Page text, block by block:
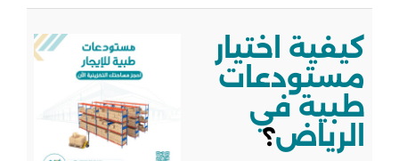
كيفية اختيار
مستودعات
طبية في
الرياض؟